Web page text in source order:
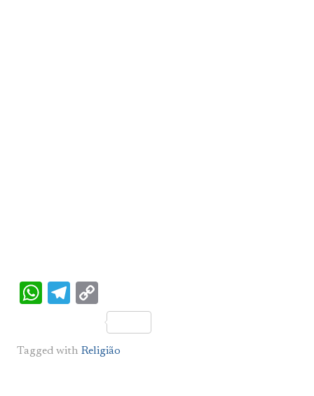
WhatsApp
Telegram
Link
Tagged with Religião